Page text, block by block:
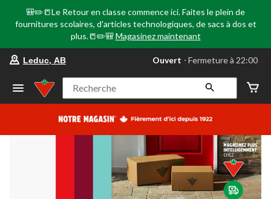
🎒✏️📒Le Retour en classe commence ici. Faites le plein de
fournitures scolaires, d'articles technologiques, de sacs à dos et
plus.📒✏️🎒 Magasinez maintenant
votre
préféré
Leduc,
AB,
courament
Fermeture
à
22:00
cliquer
pour
changer
Leduc, AB Ouvert ⋅ Fermeture à 22:00
Recherche